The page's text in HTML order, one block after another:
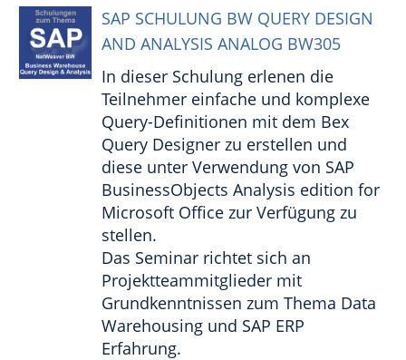
SAP SCHULUNG BW QUERY DESIGN
AND ANALYSIS ANALOG BW305
In dieser Schulung erlenen die
Teilnehmer einfache und komplexe
Query-Definitionen mit dem Bex
Query Designer zu erstellen und
diese unter Verwendung von SAP
BusinessObjects Analysis edition for
Microsoft Office zur Verfügung zu
stellen.
Das Seminar richtet sich an
Projektteammitglieder mit
Grundkenntnissen zum Thema Data
Warehousing und SAP ERP
Erfahrung.